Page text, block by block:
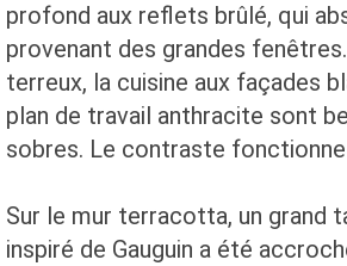
profond aux reflets brûlé, qui
provenant des grandes
terreux, la cuisine aux façades
plan de travail anthracite sont
sobres. Le contraste
Sur le mur terracotta, un grand
inspiré de Gauguin a été